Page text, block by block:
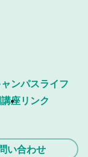
ンパスライフ
座リンク
い合わせ